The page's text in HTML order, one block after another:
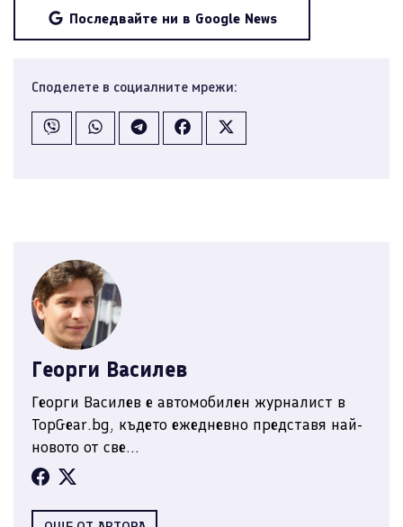
Последвайте ни в Google News
Споделете в социалните мрежи:
Георги Василев
Георги Василев е автомобилен журналист в
TopGear.bg, където ежедневно представя най-
новото от све...